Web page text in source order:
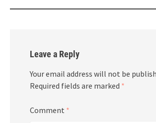
Leave a Reply
Your email address will not be
Required fields are marked *
Comment *